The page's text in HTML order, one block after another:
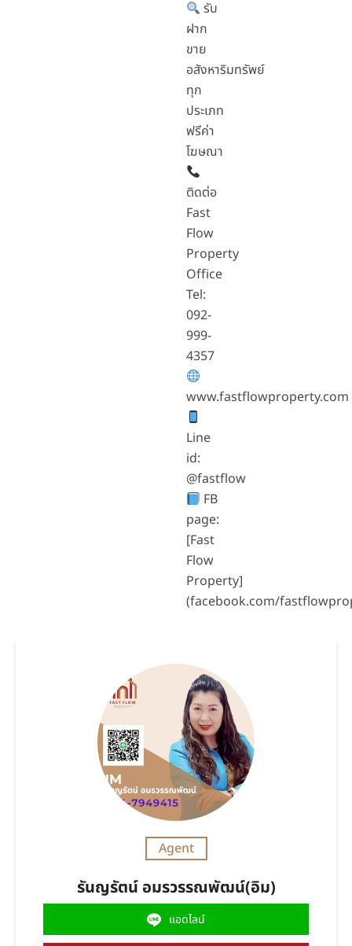
รับ
ฝาก
ขาย
อสังหาริมทรัพย์
ทุก
ประเภท
ฟรีค่า
โฆษณา
ติดต่อ
Fast
Flow
Property
Office
Tel:
092-
999-
4357
www.fastflowproperty.com
Line
id:
@fastflow
FB
page:
[Fast
Flow
Property]
(facebook.com/
Agent
รันญรัตน์ อมรวรรณพัฒน์(อิม)
แอดไลน์